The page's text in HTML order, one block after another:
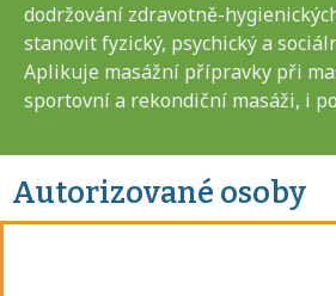
dodržování zdravotně-
stanovit fyzický, psychický a
Aplikuje masážní přípravky při
sportovní a rekondiční masáži, i
Autorizované osoby